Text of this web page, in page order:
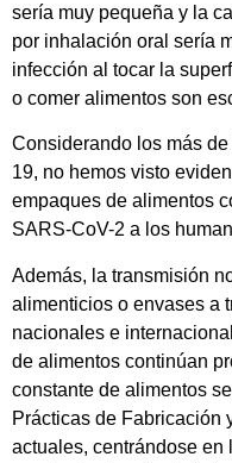
sería muy pequeña y la
por inhalación oral sería
infección al tocar la
o comer alimentos son
Considerando los más
19, no hemos visto
empaques de alimentos
SARS-CoV-2 a los
Además, la transmisión
alimenticios o envases a
nacionales e
de alimentos continúan
constante de alimentos
Prácticas de Fabricación
actuales, centrándose